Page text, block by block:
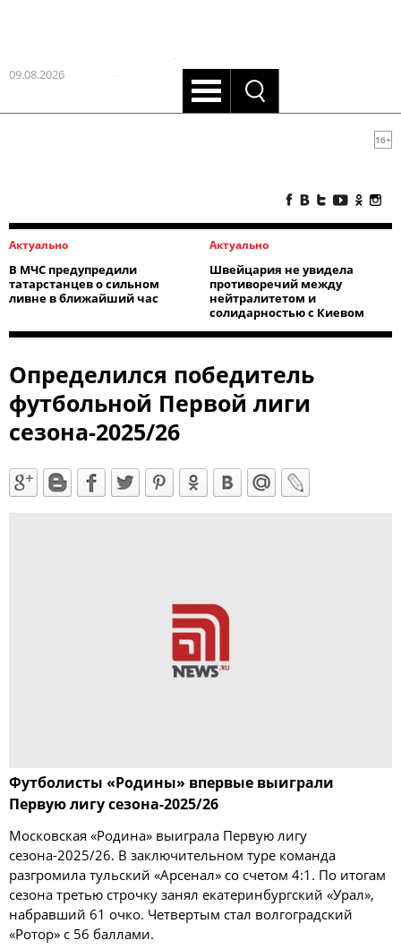
09.08.2026
16+
Актуально
В МЧС предупредили
татарстанцев о сильном
ливне в ближайший час
Актуально
Швейцария не увидела
противоречий между
нейтралитетом и
солидарностью с Киевом
Определился победитель
футбольной Первой лиги
сезона-2025/26
Футболисты «Родины» впервые выиграли
Первую лигу сезона-2025/26
Московская «Родина» выиграла Первую лигу
сезона-2025/26. В заключительном туре команда
разгромила тульский «Арсенал» со счетом 4:1. По итогам
сезона третью строчку занял екатеринбургский «Урал»,
набравший 61 очко. Четвертым стал волгоградский
«Ротор» с 56 баллами.